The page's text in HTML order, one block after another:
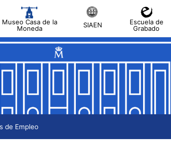
Museo Casa de la
Moneda
SIAEN
Escuela de
Grabado
de Empleo